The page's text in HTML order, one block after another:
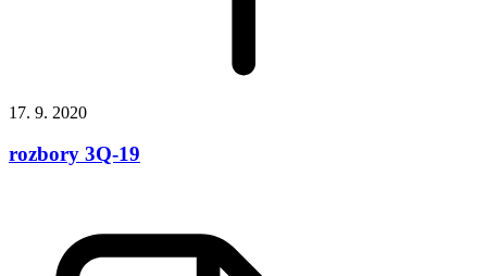
17. 9. 2020
rozbory 3Q-19